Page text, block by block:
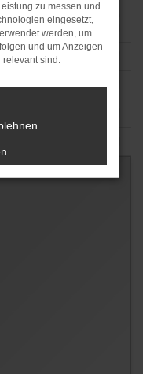
zu messen und
eingesetzt,
werden, um
und um Anzeigen
relevant sind.